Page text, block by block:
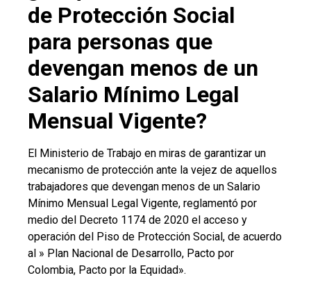
de Protección Social
para personas que
devengan menos de un
Salario Mínimo Legal
Mensual Vigente?
El Ministerio de Trabajo en miras de garantizar un
mecanismo de protección ante la vejez de aquellos
trabajadores que devengan menos de un Salario
Mínimo Mensual Legal Vigente, reglamentó por
medio del Decreto 1174 de 2020 el acceso y
operación del Piso de Protección Social, de acuerdo
al » Plan Nacional de Desarrollo, Pacto por
Colombia, Pacto por la Equidad».